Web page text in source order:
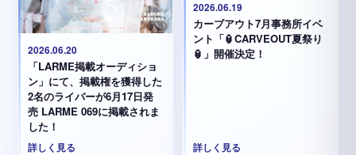
2026.06.20
「LARME掲載オーディショ
ン」にて、掲載権を獲得した
2名のライバーが6月17日発
売 LARME 069に掲載されま
した！
詳しく見る
2026.06.19
カーブアウト7月事務所イベ
ント「🏮CARVEOUT夏祭り
🏮」開催決定！
詳しく見る